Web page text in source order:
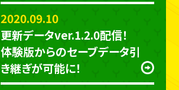
2020.09.10
更新データver.1.2.0配信！
体験版からのセーブデータ引
き継ぎが可能に！